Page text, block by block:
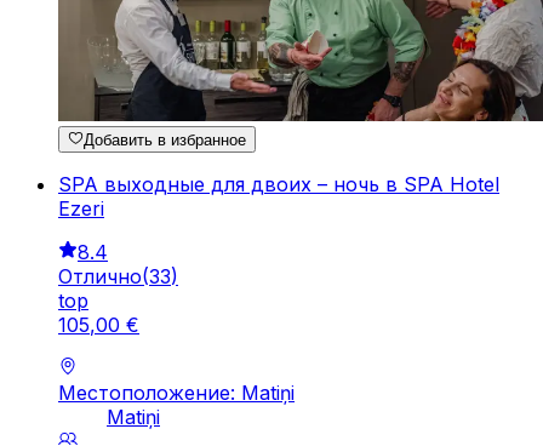
Добавить в избранное
SPA выходные для двоих – ночь в SPA Hotel
Ezeri
8.4
Отлично(33)
top
105,00 €
Местоположение: Matiņi
Matiņi